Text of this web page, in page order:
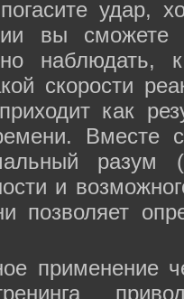
удар,
вы сможете
наблюдать,
скорости
как
Вместе
разум
и
позволяет
применение